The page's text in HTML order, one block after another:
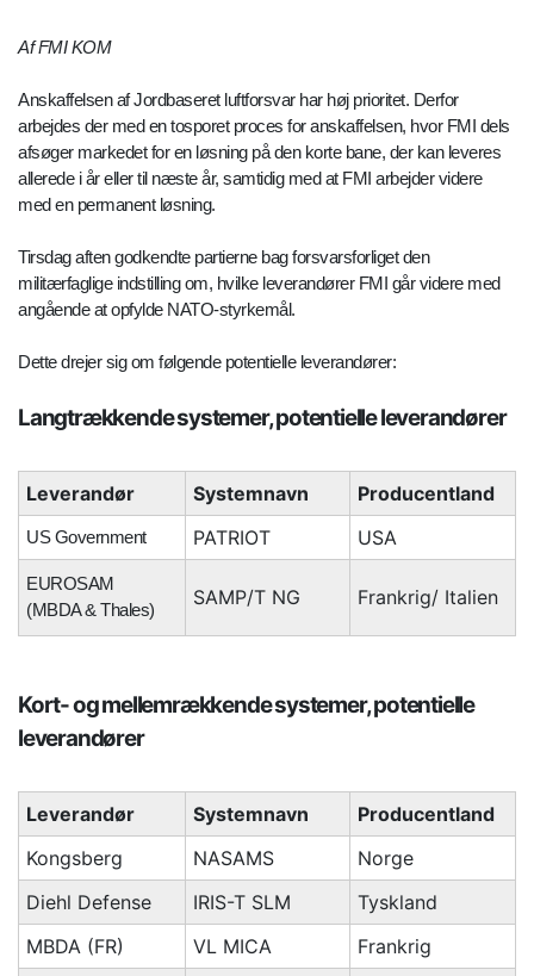
Af FMI KOM
Anskaffelsen af Jordbaseret luftforsvar har høj prioritet. Derfor
arbejdes der med en tosporet proces for anskaffelsen, hvor FMI dels
afsøger markedet for en løsning på den korte bane, der kan leveres
allerede i år eller til næste år, samtidig med at FMI arbejder videre
med en permanent løsning.
Tirsdag aften godkendte partierne bag forsvarsforliget den
militærfaglige indstilling om, hvilke leverandører FMI går videre med
angående at opfylde NATO-styrkemål.
Dette drejer sig om følgende potentielle leverandører:
Langtrækkende systemer, potentielle leverandører
Leverandør Systemnavn Producentland
US Government PATRIOT USA
EUROSAM
(MBDA & Thales)
SAMP/T NG Frankrig/ Italien
Kort- og mellemrækkende systemer, potentielle
leverandører
Leverandør Systemnavn
Producentland
Kongsberg
NASAMS
Norge
Diehl Defense
IRIS-T SLM
Tyskland
MBDA (FR)
VL MICA
Frankrig